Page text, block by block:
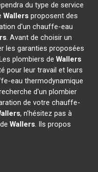
du type de service
Wallers proposent des
d'un chauffe-eau
. Avant de choisir un
les garanties proposées
plombiers deWallers
pour leur travail et leurs
eau thermodynamique
d'un plombier
de votre chauffe-
, n'hésitez pas à
Wallers. Ils propos